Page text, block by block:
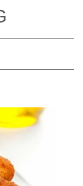
navegación